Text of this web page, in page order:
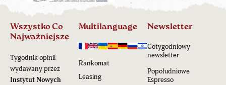
Wszystko Co
Najważniejsze
Tygodnik opinii
wydawany przez
Instytut Nowych
Multilanguage
Rankomat
Leasing
Newsletter
Cotygodniowy
newsletter
Popołudniowe
Espresso